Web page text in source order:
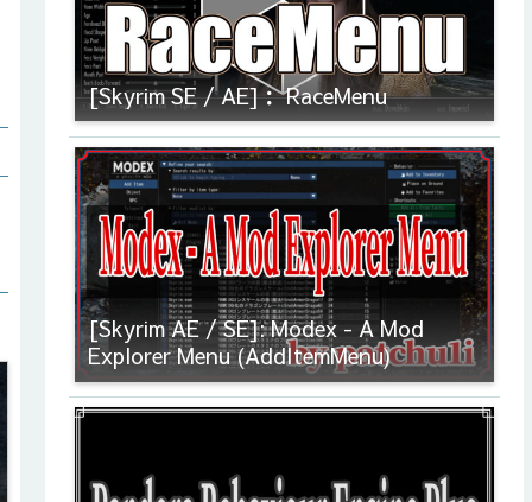
[Skyrim SE / AE]： RaceMenu
[Skyrim AE / SE]: Modex - A Mod
Explorer Menu (AddItemMenu)